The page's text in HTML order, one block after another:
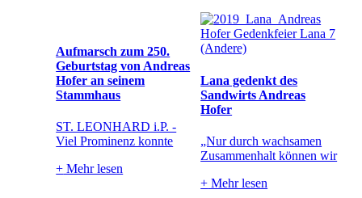
Aufmarsch zum 250.
Geburtstag von Andreas
Hofer an seinem
Stammhaus
ST. LEONHARD i.P. -
Viel Prominenz konnte
+ Mehr lesen
Lana gedenkt des
Sandwirts Andreas
Hofer
„Nur durch wachsamen
Zusammenhalt können wir
+ Mehr lesen